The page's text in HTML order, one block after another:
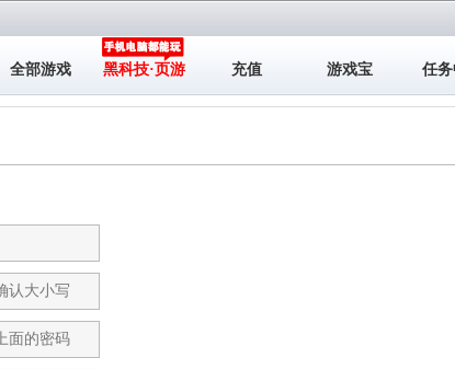
全部游戏 黑科技·页游 充值 游戏宝 任